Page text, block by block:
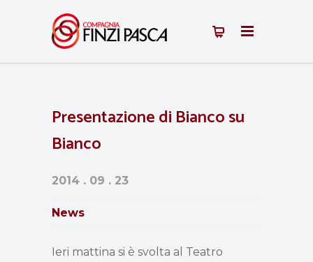
Presentazione di Bianco su
Bianco
2014 . 09 . 23
News
Ieri mattina si è svolta al Teatro